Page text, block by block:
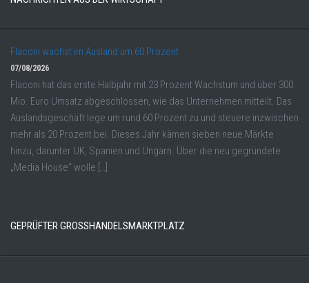
Flaconi wächst im Ausland um 60 Prozent
07/08/2026
Flaconi hat das erste Halbjahr mit 23 Prozent Wachstum und über 300
Mio. Euro Umsatz abgeschlossen, wie das Unternehmen mitteilt. Das
Auslandsgeschäft lege um rund 60 Prozent zu und steuere inzwischen
mehr als 20 Prozent bei. Dieses Jahr kämen sieben neue Märkte
hinzu, darunter UK, Spanien und Ungarn. Über die neu gegründete
„Media House“ wolle […]
GEPRÜFTER GROSSHANDELSMARKTPLATZ